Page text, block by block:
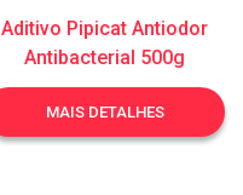
Aditivo Pipicat Antiodor
Antibacterial 500g
MAIS DETALHES